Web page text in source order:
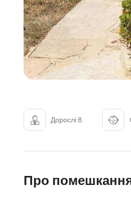
Дорослі:8
Про